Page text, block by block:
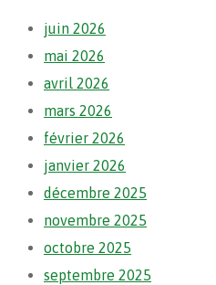
juin 2026
mai 2026
avril 2026
mars 2026
février 2026
janvier 2026
décembre 2025
novembre 2025
octobre 2025
septembre 2025